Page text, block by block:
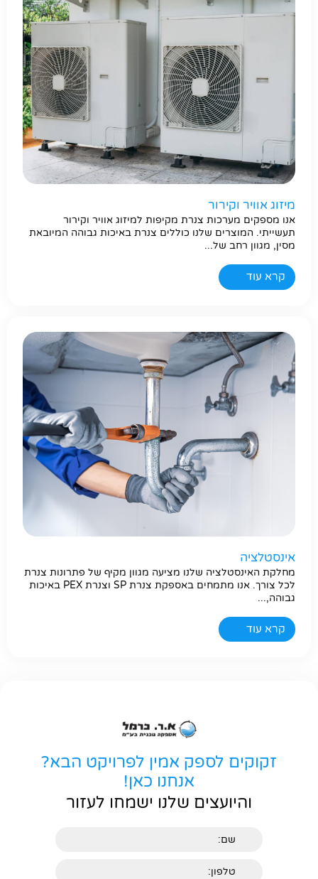
חפשו באתר
מיזוג אוויר וקירור
אנו מספקים מערכות צנרת מקיפות למיזוג אוויר וקירור
תעשייתי. המוצרים שלנו כוללים צנרת באיכות גבוהה המיובאת
מסין, מגוון רחב של...
קרא עוד
אינסטלציה
מחלקת האינסטלציה שלנו מציעה מגוון מקיף של פתרונות צנרת
לכל צורך. אנו מתמחים באספקת צנרת SP וצנרת PEX באיכות
גבוהה,...
קרא עוד
זקוקים לספק אמין לפרויקט הבא?
אנחנו כאן!
והיועצים שלנו ישמחו לעזור